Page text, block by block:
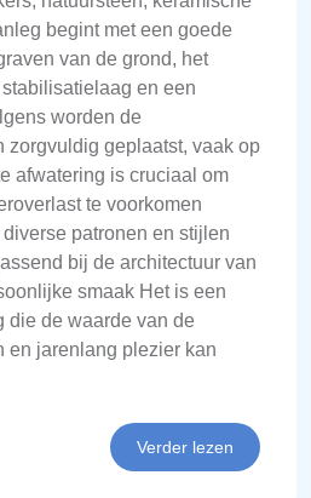
begint met een goede
van de grond, het
en een
worden de
zorgvuldig geplaatst, vaak op
afwatering is cruciaal om
te voorkomen
patronen en stijlen
bij de architectuur van
smaak Het is een
die de waarde van de
en jarenlang plezier kan
Verder lezen